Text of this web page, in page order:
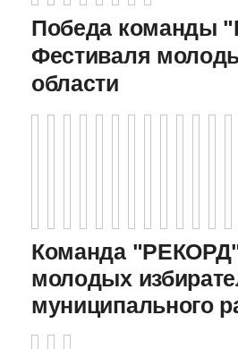
Победа команды
Фестиваля
области
Команда
молодых
муниципального